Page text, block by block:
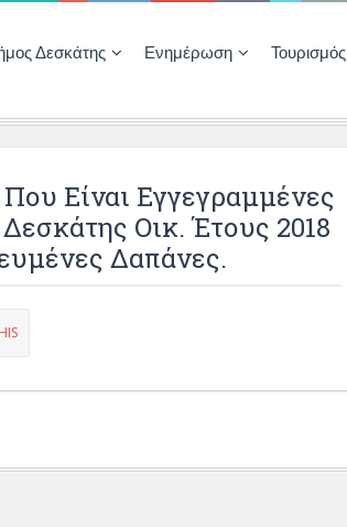
Δεσκάτης Ενημέρωση Τουρισμός
Είναι Εγγεγραμμένες
Οικ. Έτους 2018
Δαπάνες.